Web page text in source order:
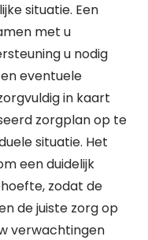
situatie. Een
met u
u nodig
eventuele
in kaart
zorgplan op te
situatie. Het
een duidelijk
zodat de
de juiste zorg op
verwachtingen